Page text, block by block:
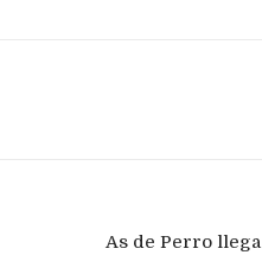
As de Perro